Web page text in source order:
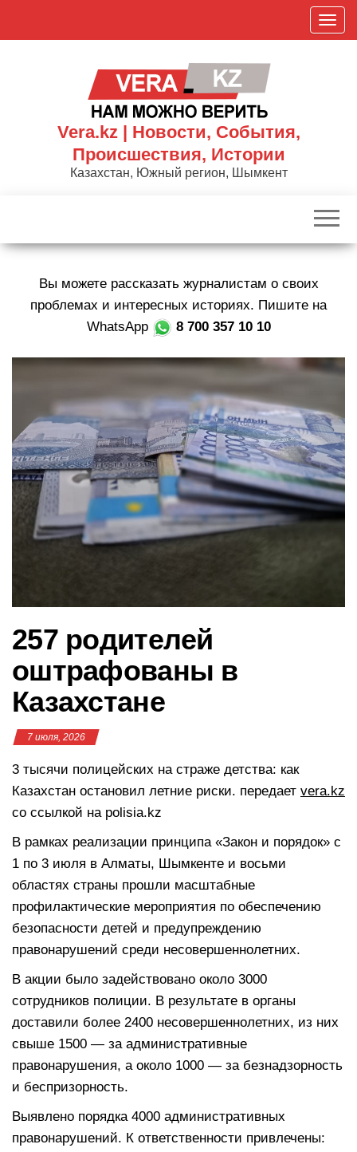
П
о
к
р
в
а
ц
и
ю
Vera.kz | Новости, События,
Происшествия, Истории
Казахстан, Южный регион, Шымкент
Вы можете рассказать журналистам о своих
проблемах и интересных историях. Пишите на
WhatsApp
8 700 357 10 10
257 родителей
оштрафованы в
Казахстане
7 июля, 2026
3 тысячи полицейских на страже детства: как
Казахстан остановил летние риски. передает vera.kz
со ссылкой на polisia.kz
В рамках реализации принципа «Закон и порядок» с
1 по 3 июля в Алматы, Шымкенте и восьми
областях страны прошли масштабные
профилактические мероприятия по обеспечению
безопасности детей и предупреждению
правонарушений среди несовершеннолетних.
В акции было задействовано около 3000
сотрудников полиции. В результате в органы
доставили более 2400 несовершеннолетних, из них
свыше 1500 — за административные
правонарушения, а около 1000 — за безнадзорность
и беспризорность.
Выявлено порядка 4000 административных
правонарушений. К ответственности привлечены: